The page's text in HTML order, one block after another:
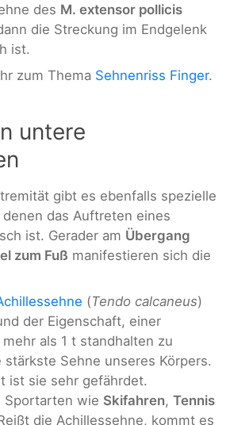
des M. extensor pollicis
die Streckung im Endgelenk
ist.
zum Thema Sehnenriss Finger.
untere
gibt es ebenfalls spezielle
das Auftreten eines
ist. Gerader am Übergang
zum Fuß manifestieren sich die
(Tendo calcaneus)
der Eigenschaft, einer
als 1 t standhalten zu
Sehne unseres Körpers.
ist sie sehr gefährdet.
Sportarten wie Skifahren, Tennis
die Achillessehne, kommt es